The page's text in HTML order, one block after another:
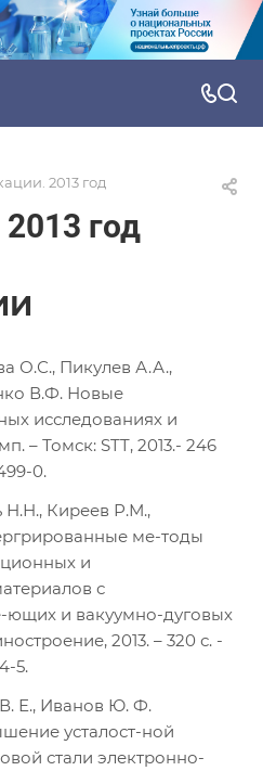
2013 год
год
О.С., Пикулев А.А.,
В.Ф. Новые
исследованиях и
– Томск: STT, 2013.- 246
0.
Н.Н., Киреев Р.М.,
ме-тоды
и
с
ющих и вакуумно-дуговых
2013. – 320 с. -
5.
Е., Иванов Ю. Ф.
усталост-ной
стали электронно-